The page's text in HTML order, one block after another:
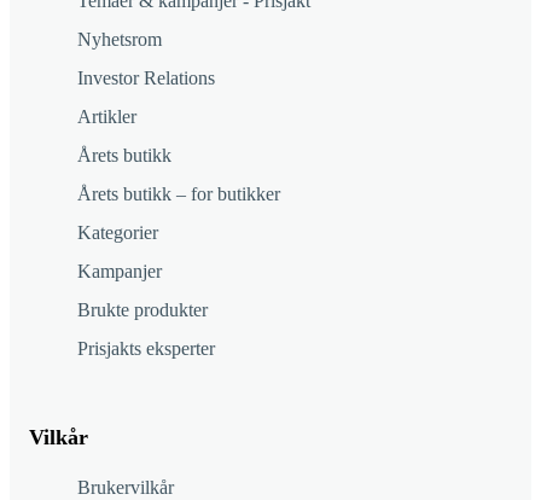
Nyhetsrom
Investor Relations
Artikler
Årets butikk
Årets butikk – for butikker
Kategorier
Kampanjer
Brukte produkter
Prisjakts eksperter
Vilkår
Brukervilkår